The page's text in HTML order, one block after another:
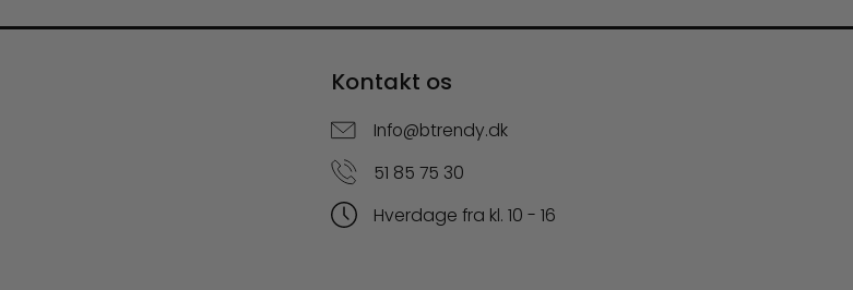
Kontakt os
Info@btrendy.dk
51 85 75 30
Hverdage fra kl. 10 - 16